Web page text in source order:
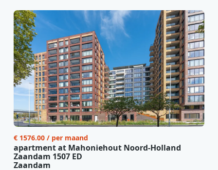
€ 1576.00 / per maand
apartment at Mahoniehout Noord-Holland
Zaandam 1507 ED
Zaandam